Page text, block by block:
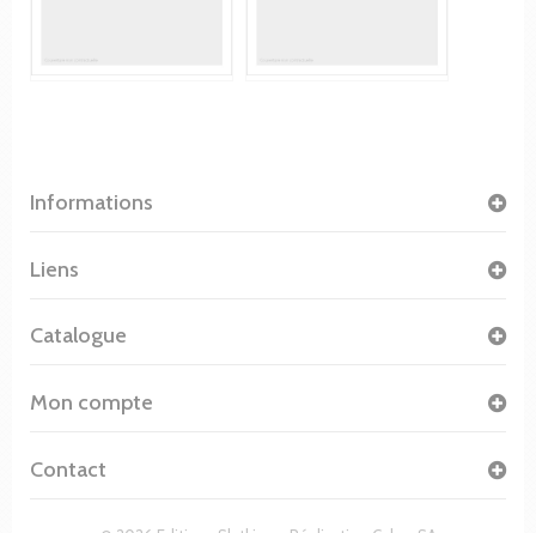
Informations
Liens
Catalogue
Mon compte
Contact